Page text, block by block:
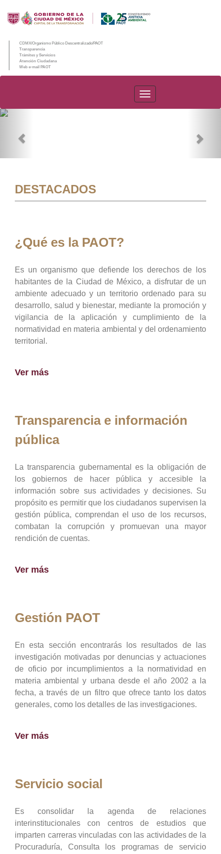
CDMX/Organismo Público Descentralizado/PAOT
Transparencia
Trámites y Servicios
Atención Ciudadana
Web e-mail PAOT
PAOT
DESTACADOS
¿Qué es la PAOT?
Es un organismo que defiende los derechos de los
habitantes de la Ciudad de México, a disfrutar de un
ambiente adecuado y un territorio ordenado para su
desarrollo, salud y bienestar, mediante la promoción y
vigilancia de la aplicación y cumplimiento de la
normatividad en materia ambiental y del ordenamiento
territorial.
Ver más
Transparencia e información
pública
La transparencia gubernamental es la obligación de
los gobiernos de hacer pública y accesible la
información sobre sus actividades y decisiones. Su
propósito es permitir que los ciudadanos supervisen la
gestión pública, comprendan el uso de los recursos,
combatan la corrupción y promuevan una mayor
rendición de cuentas.
Ver más
Gestión PAOT
En esta sección encontrarás los resultados de las
investigación motivadas por denuncias y actuaciones
de oficio por incumplimientos a la normatividad en
materia ambiental y urbana desde el año 2002 a la
fecha, a través de un filtro que ofrece tanto los datos
generales, como los detalles de las investigaciones.
Ver más
Servicio social
Es consolidar la agenda de relaciones
interinstitucionales con centros de estudios que
imparten carreras vinculadas con las actividades de la
Procuraduría, Consulta los programas de servicio